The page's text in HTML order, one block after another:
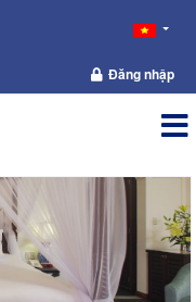
Đăng nhập